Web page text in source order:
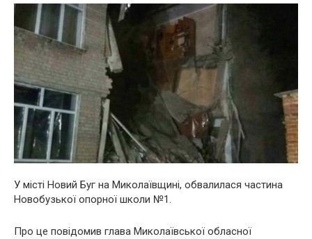
У місті Новий Буг на Миколаївщині, обвалилася частина
Новобузької опорної школи №1.
Про це повідомив глава Миколаївської обласної